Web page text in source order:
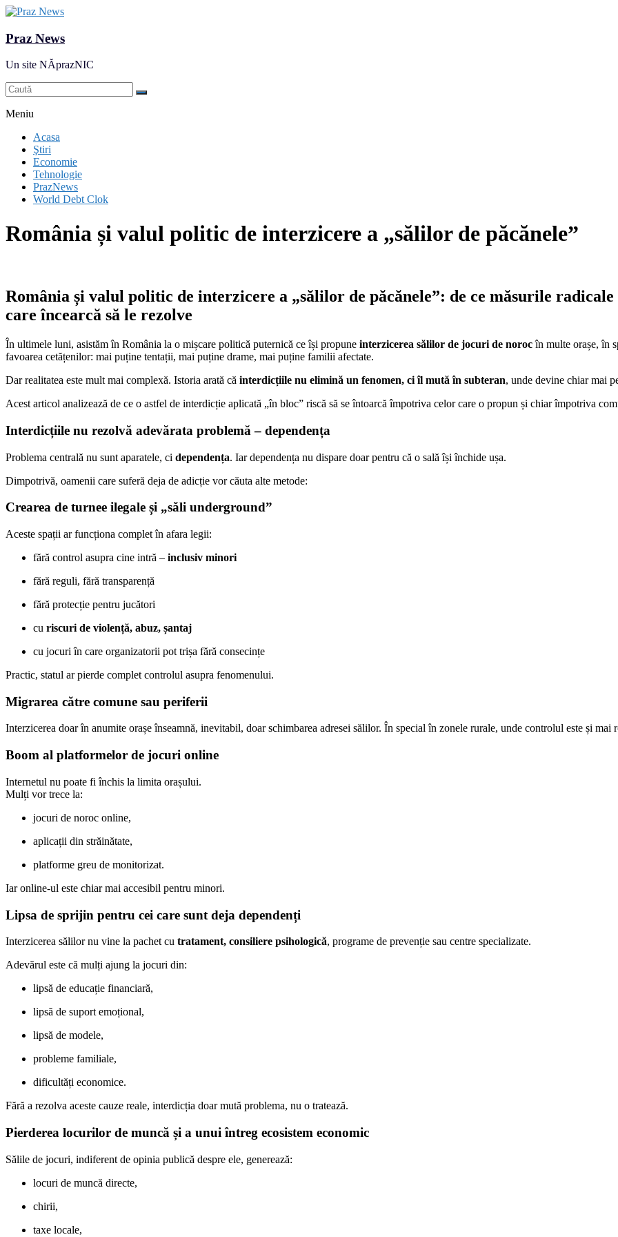
Praz News
Un site NĂprazNIC
Meniu
Acasa
Ştiri
Economie
Tehnologie
PrazNews
World Debt Clok
România și valul politic de interzicere a „sălilor de păcănele”
România și valul politic de interzicere a „sălilor de păcănele”: de ce măsurile
care încearcă să le rezolve
În ultimele luni, asistăm în România la o mișcare politică puternică ce își propune interzicerea sălilor de jocuri de norocîn multe orașe, în
favoarea cetățenilor: mai puține tentații, mai puține drame, mai puține familii afectate.
Dar realitatea este mult mai complexă. Istoria arată că interdicțiile nu elimină un fenomen, ci îl mută în subteran, unde devine chiar mai
Acest articol analizează de ce o astfel de interdicție aplicată „în bloc” riscă să se întoarcă împotriva celor care o propun și chiar împotriva
Interdicțiile nu rezolvă adevărata problemă – dependența
Problema centrală nu sunt aparatele, ci dependența. Iar dependența nu dispare doar pentru că o sală își închide ușa.
Dimpotrivă, oamenii care suferă deja de adicție vor căuta alte metode:
Crearea de turnee ilegale și „săli underground”
Aceste spații ar funcționa complet în afara legii:
fără control asupra cine intră – inclusiv minori
fără reguli, fără transparență
fără protecție pentru jucători
cu riscuri de violență, abuz, șantaj
cu jocuri în care organizatorii pot trișa fără consecințe
Practic, statul ar pierde complet controlul asupra fenomenului.
Migrarea către comune sau periferii
Interzicerea doar în anumite orașe înseamnă, inevitabil, doar schimbarea adresei sălilor. În special în zonele rurale, unde controlul este și mai
Boom al platformelor de jocuri online
Internetul nu poate fi închis la limita orașului.
Mulți vor trece la:
jocuri de noroc online,
aplicații din străinătate,
platforme greu de monitorizat.
Iar online-ul este chiar mai accesibil pentru minori.
Lipsa de sprijin pentru cei care sunt deja dependenți
Interzicerea sălilor nu vine la pachet cu tratament, consiliere psihologică, programe de prevenție sau centre specializate.
Adevărul este că mulți ajung la jocuri din:
lipsă de educație financiară,
lipsă de suport emoțional,
lipsă de modele,
probleme familiale,
dificultăți economice.
Fără a rezolva aceste cauze reale, interdicția doar mută problema, nu o tratează.
Pierderea locurilor de muncă și a unui întreg ecosistem economic
Sălile de jocuri, indiferent de opinia publică despre ele, generează:
locuri de muncă directe,
chirii,
taxe locale,